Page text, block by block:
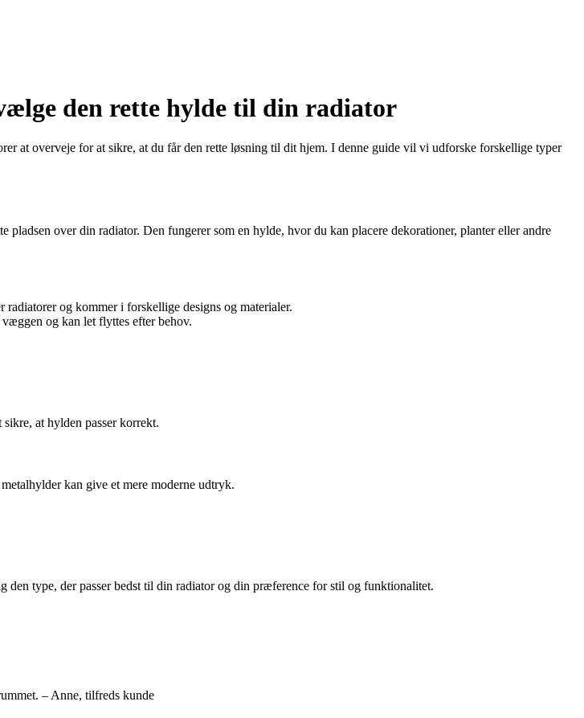
den rette hylde til din radiator
at overveje for at sikre, at du får den rette løsning til dit hjem. I denne guide vil vi udforske forskellige typer
over din radiator. Den fungerer som en hylde, hvor du kan placere dekorationer, planter eller andre
og kommer i forskellige designs og materialer.
og kan let flyttes efter behov.
at hylden passer korrekt.
kan give et mere moderne udtryk.
type, der passer bedst til din radiator og din præference for stil og funktionalitet.
– Anne, tilfreds kunde